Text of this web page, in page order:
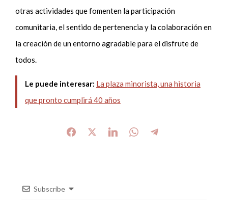
otras actividades que fomenten la participación
comunitaria, el sentido de pertenencia y la colaboración en
la creación de un entorno agradable para el disfrute de
todos.
Le puede interesar: La plaza minorista, una historia
que pronto cumplirá 40 años
Subscribe